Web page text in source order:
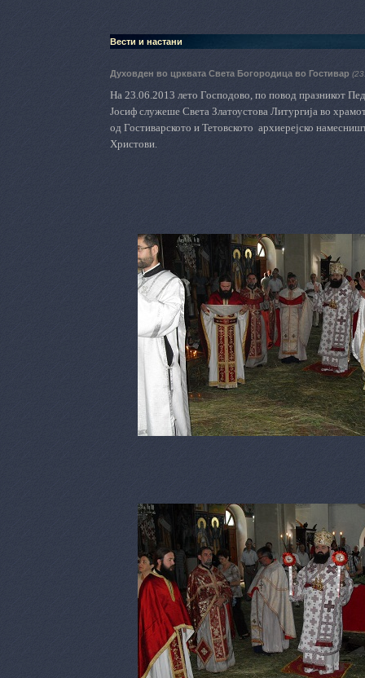
Вести и настани
Духовден во црквата Света Богородица во Гостивар
На 23.06.2013 лето Господово, по повод празникот
Јосиф служеше Света Златоустова Литургија во
од Гостиварското и Тетовското архиерејско
Христови.